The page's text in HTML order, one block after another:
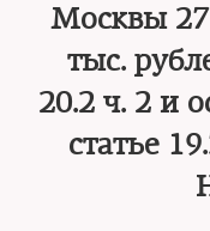
Москвы
тыс.
20.2 ч. 2 и
статье